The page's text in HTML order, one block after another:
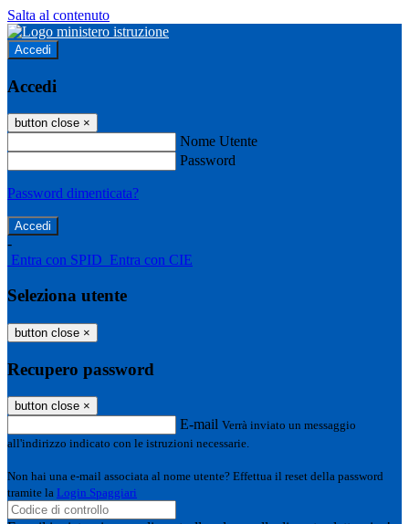
Salta al contenuto
Accedi
Accedi
button close ×
Nome Utente
Password
Password dimenticata?
-
Entra con SPID Entra con CIE
Seleziona utente
button close ×
Recupero password
button close ×
E-mail Verrà inviato un messaggio
all'indirizzo indicato con le istruzioni necessarie.
Non hai una e-mail associata al nome utente? Effettua il reset della password
tramite la Login Spaggiari